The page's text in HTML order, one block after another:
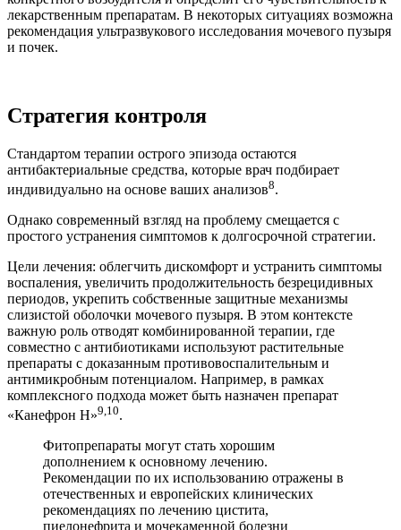
лекарственным препаратам. В некоторых ситуациях возможна
рекомендация ультразвукового исследования мочевого пузыря
и почек.
Стратегия контроля
Стандартом терапии острого эпизода остаются
антибактериальные средства, которые врач подбирает
индивидуально на основе ваших анализов8.
Однако современный взгляд на проблему смещается с
простого устранения симптомов к долгосрочной стратегии.
Цели лечения: облегчить дискомфорт и устранить симптомы
воспаления, увеличить продолжительность безрецидивных
периодов, укрепить собственные защитные механизмы
слизистой оболочки мочевого пузыря. В этом контексте
важную роль отводят комбинированной терапии, где
совместно с антибиотиками используют растительные
препараты с доказанным противовоспалительным и
антимикробным потенциалом. Например, в рамках
комплексного подхода может быть назначен препарат
«Канефрон Н»9,10.
Фитопрепараты могут стать хорошим
дополнением к основному лечению.
Рекомендации по их использованию отражены в
отечественных и европейских клинических
рекомендациях по лечению цистита,
пиелонефрита и мочекаменной болезни